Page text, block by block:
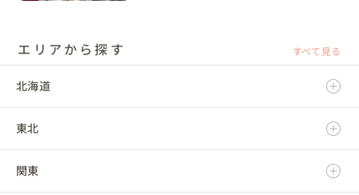
エリアから探す すべて見る
北海道
北海道
東北
青森県
関東